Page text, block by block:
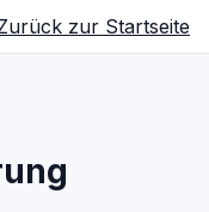
zur Startseite